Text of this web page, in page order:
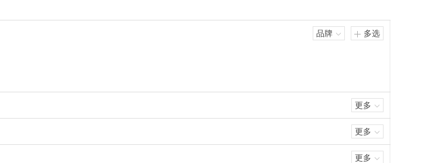
品牌 多选
更多
更多
更多